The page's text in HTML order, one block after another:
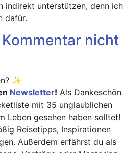
indirekt unterstützen, denn ich
dafür.
nicht
✨
Newsletter! Als Dankeschön
mit 35 unglaublichen
Leben gesehen haben solltet!
Reisetipps, Inspirationen
Außerdem erfährst du als